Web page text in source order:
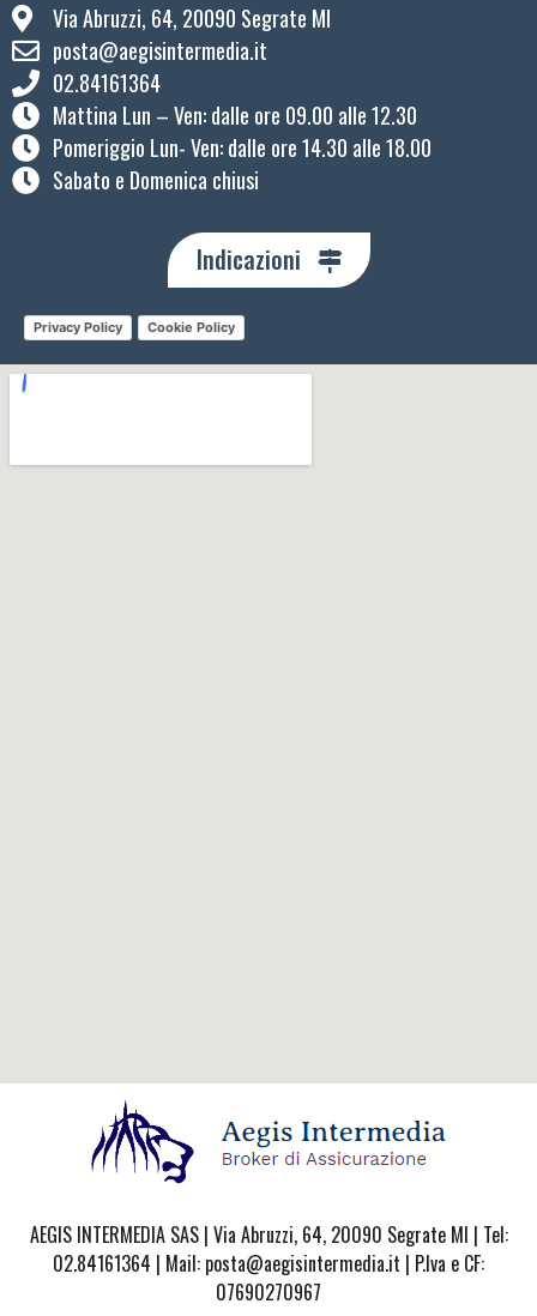
Via Abruzzi, 64, 20090 Segrate MI
posta@aegisintermedia.it
02.84161364
Mattina Lun – Ven: ​dalle ore 09.00 alle 12.30
Pomeriggio Lun- Ven: dalle ore 14.30 alle 18.00
Sabato e Domenica chiusi
Indicazioni
Privacy Policy Cookie Policy
AEGIS INTERMEDIA SAS | Via Abruzzi, 64, 20090 Segrate MI | Tel:
02.84161364 | Mail: posta@aegisintermedia.it | P.Iva e CF:
07690270967